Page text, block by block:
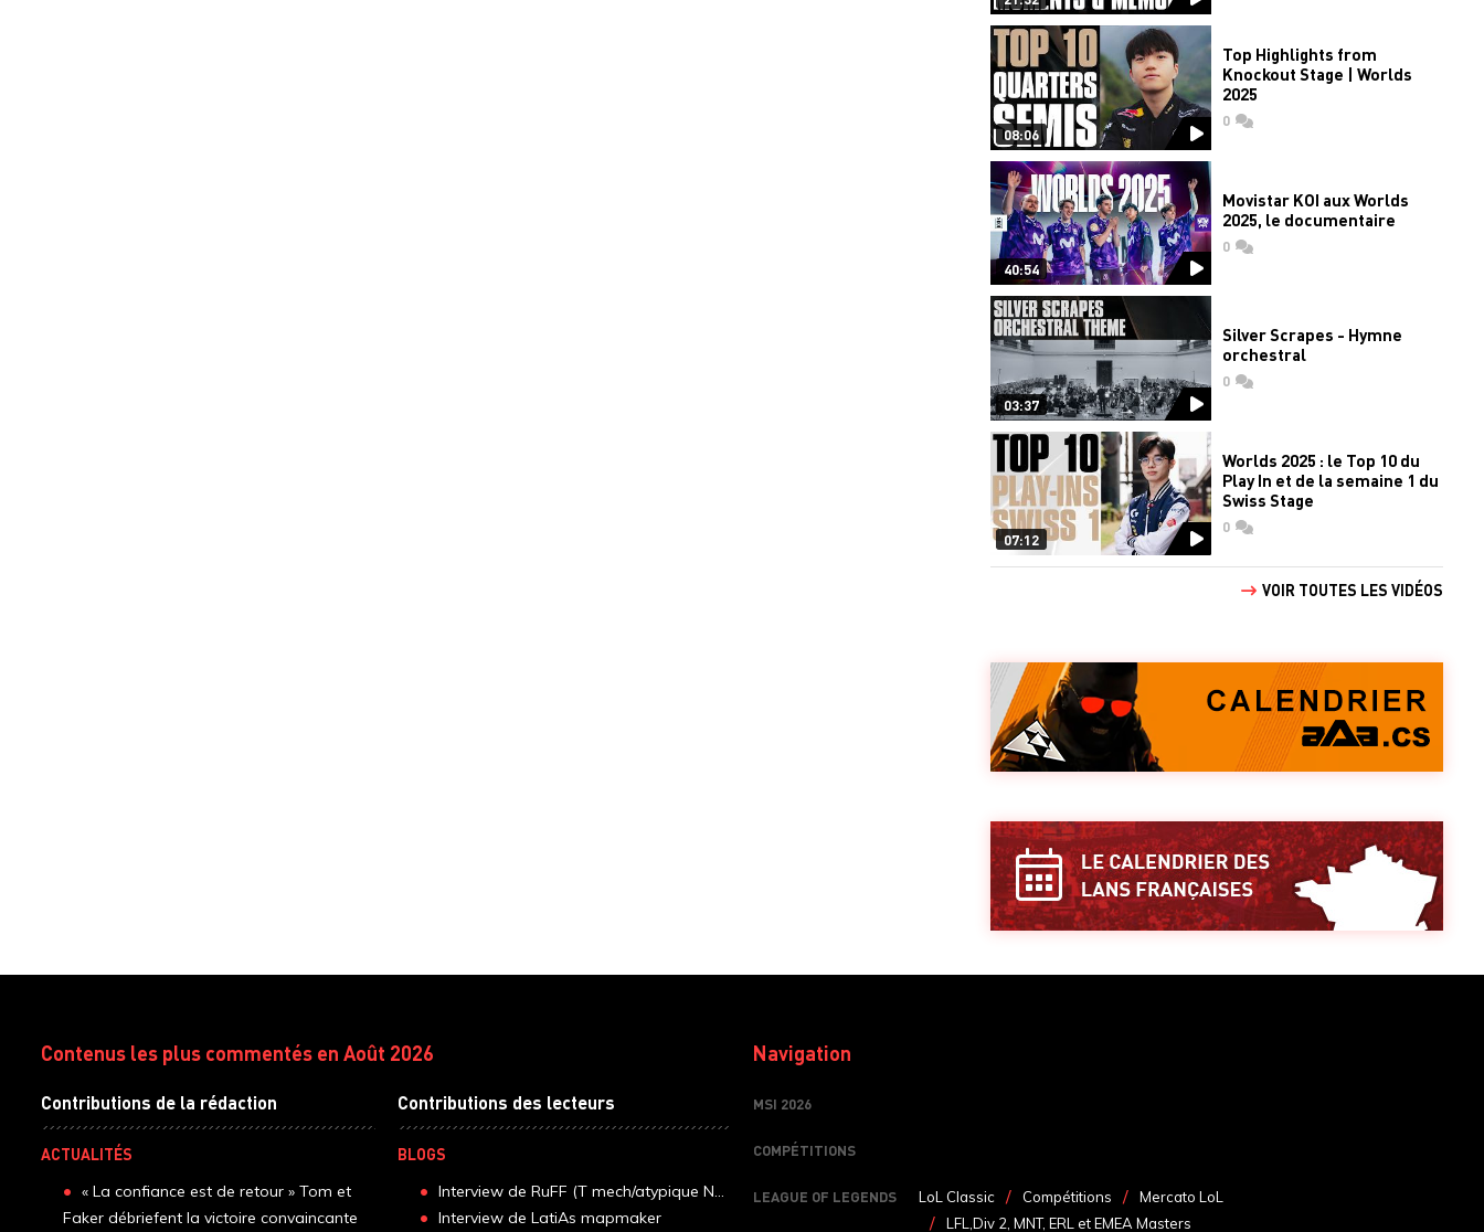
08:06
Top Highlights from
Knockout Stage | Worlds
2025
0commentaires
40:54
Movistar KOI aux Worlds
2025, le documentaire
0commentaires
03:37
Silver Scrapes - Hymne
orchestral
0commentaires
07:12
Worlds 2025 : le Top 10 du
Play In et de la semaine 1 du
Swiss Stage
0commentaires
VOIR TOUTES LES VIDÉOS
Contenus les plus commentés en Août 2026
Contributions de la rédaction
ACTUALITÉS
« La confiance est de retour » Tom et
Faker débriefent la victoire convaincante
Contributions des lecteurs
BLOGS
Interview de RuFF (T mech/atypique N...
Interview de LatiAs mapmaker
Navigation
MSI 2026
COMPÉTITIONS
LEAGUE OF LEGENDS LoL Classic Compétitions
Mercato LoL
LFL,Div 2, MNT, ERL et EMEA Masters